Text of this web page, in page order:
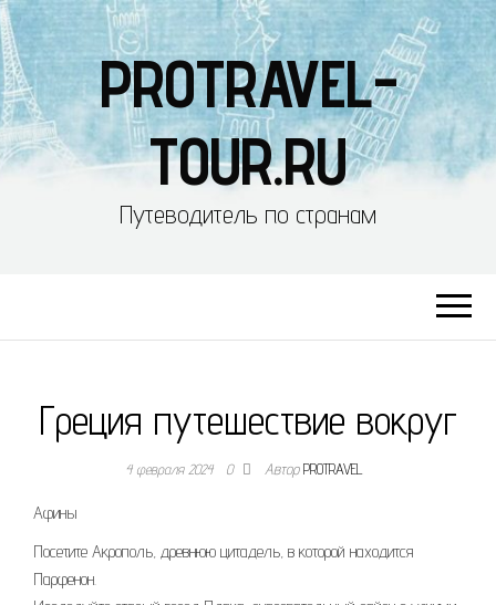
PROTRAVEL-
TOUR.RU
Путеводитель по странам
Греция путешествие вокруг
4 февраля 2024 0 АвторPROTRAVEL
Афины
Посетите Акрополь, древнюю цитадель, в которой находится
Парфенон.